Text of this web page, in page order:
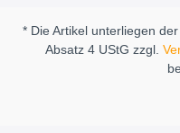
* Die Artikel unterliegen
Absatz 4 UStG zzgl.